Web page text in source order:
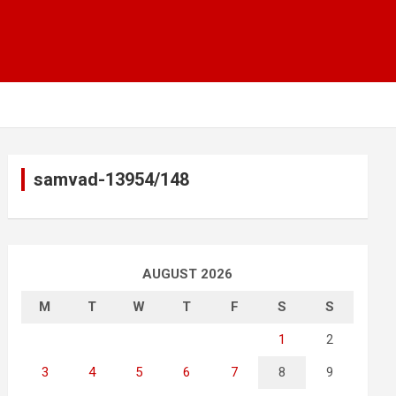
samvad-13954/148
AUGUST 2026
M T W T F S S
1 2
3 4 5 6 7 8 9